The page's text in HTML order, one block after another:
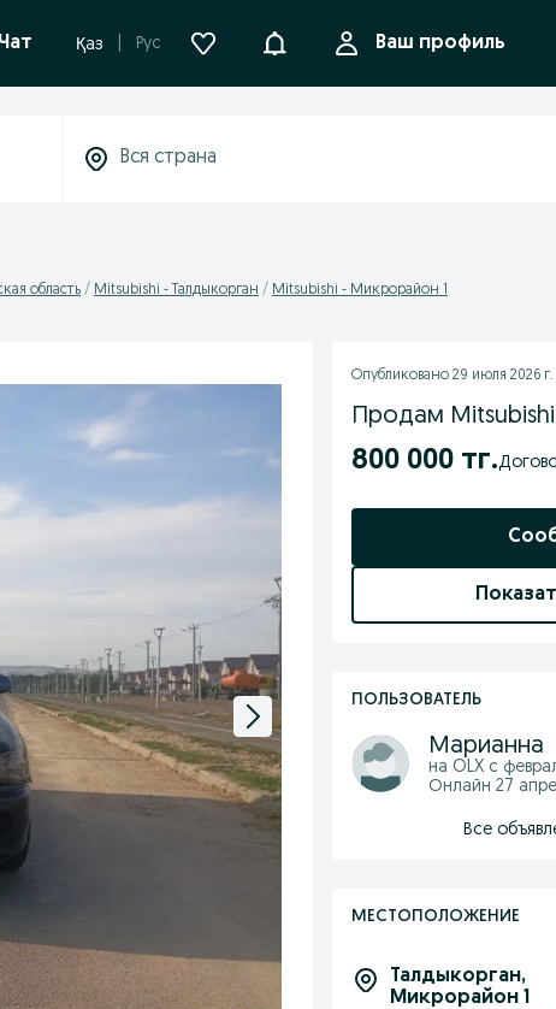
Чат Қаз Рус УведомленияВаш профиль
область Mitsubishi - Талдыкорган Mitsubishi - Микрорайон 1
Опубликовано 29 июля 2026 г.
Продам
800 000 тг.
ПОЛЬЗОВАТЕЛЬ
Марианна
на OLX с
Онлайн 27
Все
МЕСТОПОЛОЖЕНИЕ
Талдыкорган,
Микрорайон 1